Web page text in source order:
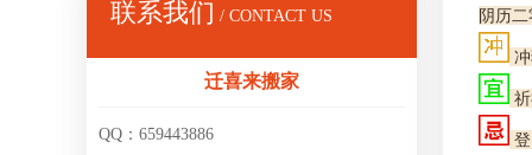
联系我们 / CONTACT US
迁喜来搬家
QQ：659443886
阴历